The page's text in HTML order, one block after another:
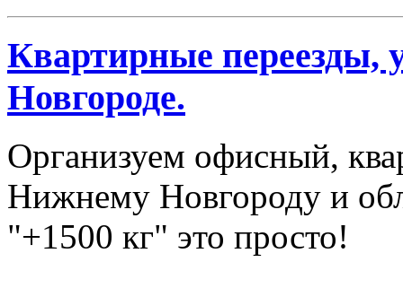
Квартирные переезды,
Новгороде.
Организуем офисный,
Нижнему Новгороду и
"+1500 кг" это просто!